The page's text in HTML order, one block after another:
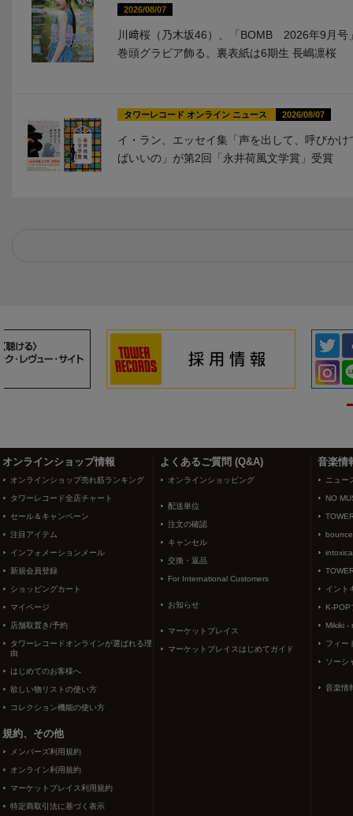
2026/08/07
川﨑桜（乃木坂46）、「BOMB 2026年9月号
巻頭グラビア飾る。裏表紙は6期生 長嶋凛桜
タワーレコード オンライン ニュース 2026/08/07
イ・ラン、エッセイ集「声を出して、呼びかけ
ばいいの」が第2回「永井荷風文学賞」受賞
オンラインショップ情報
オンラインショップ売れ筋ランキング
タワーレコード全店チャート
セール＆キャンペーン
注目アイテム
インフォメーションメール
新規会員登録
ショッピングカート
マイページ
店舗取置き/予約
タワーレコードオンラインが選ばれる理
由
はじめてのお客様へ
欲しい物リストの使い方
コレクション機能の使い方
規約、その他
メンバーズ利用規約
オンライン利用規約
マーケットプレイス利用規約
特定商取引法に基づく表示
よくあるご質問 (Q&A)
オンラインショッピング
配送単位
注文の確認
キャンセル
交換・返品
For International Customers
お知らせ
マーケットプレイス
マーケットプレイスはじめてガイド
音楽情
ニュー
NO
bounce
イント
K-POP
Mikiki -
フィー
ソーシ
音楽情